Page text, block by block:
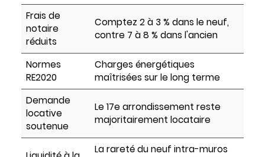
Frais de
notaire
réduits
Comptez 2 à 3 % dans le neuf,
contre 7 à 8 % dans l'ancien
Normes
RE2020
Charges énergétiques
maîtrisées sur le long terme
Demande
locative
soutenue
Le 17e arrondissement reste
majoritairement locataire
La rareté du neuf intra-muros